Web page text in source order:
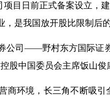
目日前正式备案设立，
是我国放开股比限制后
公司——野村东方国际证
股中国委员会主席饭山
商环境，长三角不断吸